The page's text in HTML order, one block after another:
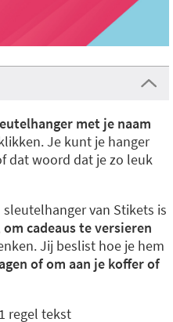
met je naam
Je kunt je hanger
dat woord dat je zo leuk
van Stikets is
cadeaus te versieren
Jij beslist hoe je hem
of om aan je koffer of
regel tekst